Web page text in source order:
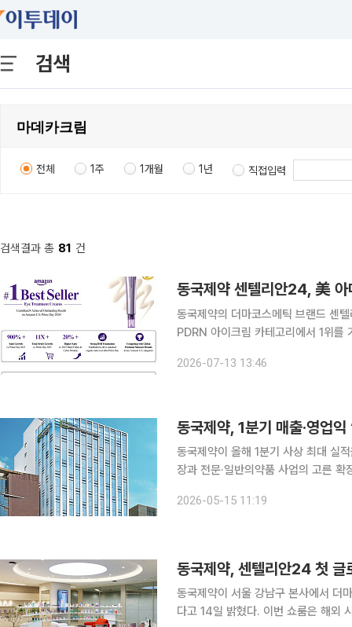
검색
전체 1주 1개월 1년 직접입력
검색결과 총 81 건
동국제약의 더마코스메틱 브랜드
PDRN 아이크림 카테고리에서 1위를 기록했다고 13일 밝
(현지시간)부터 26일까지 진행됐다.
2026-07-13 13:46
동국제약, 1분기 매출·영업
동국제약이 올해 1분기 사상 최대 실
장과 전문·일반의약품 사업의 고른 확장이 실적 상승
각각 12.2%, 8.0% 증가한 수치다.
2026-05-15 11:19
동국제약, 센텔리안24 첫
동국제약이 서울 강남구 본사에서 더
다고 14일 밝혔다. 이번 쇼룸은 해외 시장에서 긍정적인 반응을 얻고 있는 센텔리안24를 중심으로